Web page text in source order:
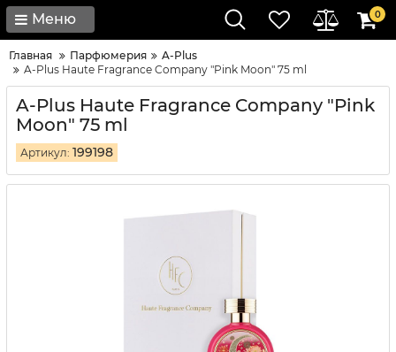
Меню 0
Главная Парфюмерия
A-Plus
A-Plus Haute Fragrance Company "Pink Moon" 75 ml
A-Plus Haute Fragrance Company "Pink
Moon" 75 ml
Артикул: 199198